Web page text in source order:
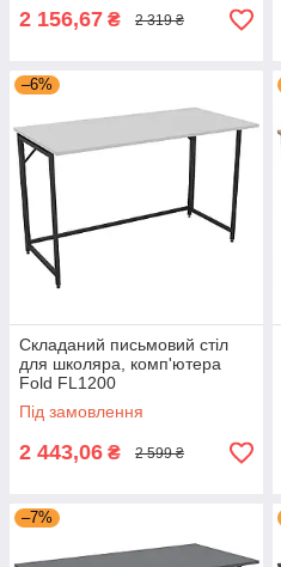
2 156,67 ₴ 2 319 ₴
–6%
Складаний письмовий стіл
для школяра, комп'ютера
Fold FL1200
(1200х600х750Н) чорний
Білий AMF
Під замовлення
2 443,06 ₴ 2 599 ₴
–7%